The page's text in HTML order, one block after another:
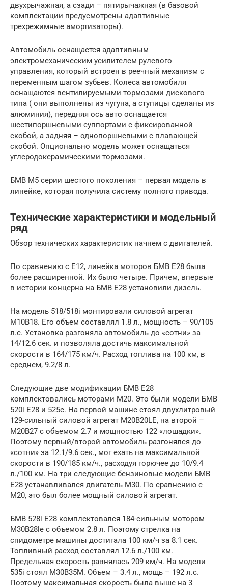
двухрычажная, а сзади – пятирычажная (в базовой
комплектации предусмотрены адаптивные
трехрежимные амортизаторы).
Автомобиль оснащается адаптивным
электромеханическим усилителем рулевого
управления, который встроен в реечный механизм с
переменным шагом зубьев. Колеса автомобиля
оснащаются вентилируемыми тормозами дискового
типа ( они выполнены из чугуна, а ступицы сделаны из
алюминия), передняя ось авто оснащается
шестипоршневыми суппортами с фиксированной
скобой, а задняя – однопоршневыми с плавающей
скобой. Опционально модель может оснащаться
углеродокерамическими тормозами.
БМВ М5 серии шестого поколения – первая модель в
линейке, которая получила систему полного привода.
Технические характеристики и модельный
ряд
Обзор технических характеристик начнем с двигателей.
По сравнению с Е12, линейка моторов БМВ Е28 была
более расширенной. Их было четыре. Причем, впервые
в истории концерна на БМВ Е28 установили дизель.
На модель 518/518i монтировали силовой агрегат
М10В18. Его объем составлял 1.8 л., мощность – 90/105
л.с. Установка разгоняла автомобиль до «сотни» за
14/12.6 сек. и позволяла достичь максимальной
скорости в 164/175 км/ч. Расход топлива на 100 км, в
среднем, 9.2/8 л.
Следующие две модификации БМВ Е28
комплектовались моторами М20. Это были модели БМВ
520i Е28 и 525е. На первой машине стоял двухлитровый
129-сильный силовой агрегат М20B20LE, на второй –
М20B27 с объемом 2.7 и мощностью 122 «лошадки».
Поэтому первый/второй автомобиль разгонялся до
«сотни» за 12.1/9.6 сек., мог ехать на максимальной
скорости в 190/185 км/ч., расходуя горючее до 10/9.4
л./100 км. На три следующие бензиновые модели БМВ
Е28 устанавливался двигатель М30. По сравнению с
М20, это был более мощный силовой агрегат.
БМВ 528i Е28 комплектовался 184-сильным мотором
М30В28le с объемом 2.8 л. Поэтому стрелка на
спидометре машины достигала 100 км/ч за 8.1 сек.
Топливный расход составлял 12.6 л./100 км.
Предельная скорость равнялась 209 км/ч. На модели
535i стоял М30В35M. Объем – 3.4 л., мощь – 192 л.с.
Поэтому максимальная скорость была выше на 3